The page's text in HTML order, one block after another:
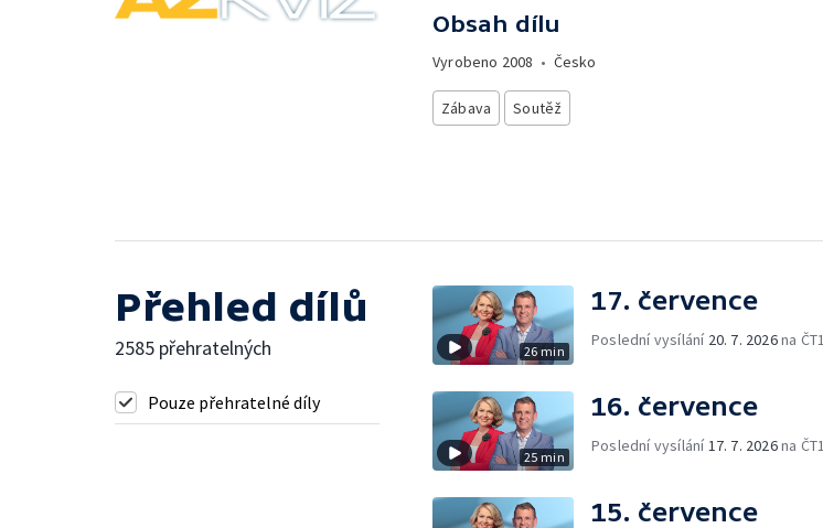
Obsah dílu
Vyrobeno 2008 • Česko
Zábava Soutěž
Přehled dílů
2585 přehratelných
Pouze přehratelné díly
26 min
17. července
Poslední vysílání 20. 7. 2026na ČT1
25 min
16. července
Poslední vysílání 17. 7. 2026na ČT1
15. července